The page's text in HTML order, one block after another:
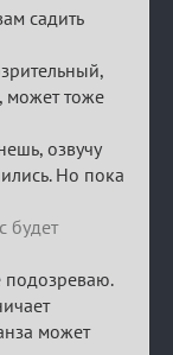
садить
может тоже
озвучу
Но пока
будет
подозреваю.
может